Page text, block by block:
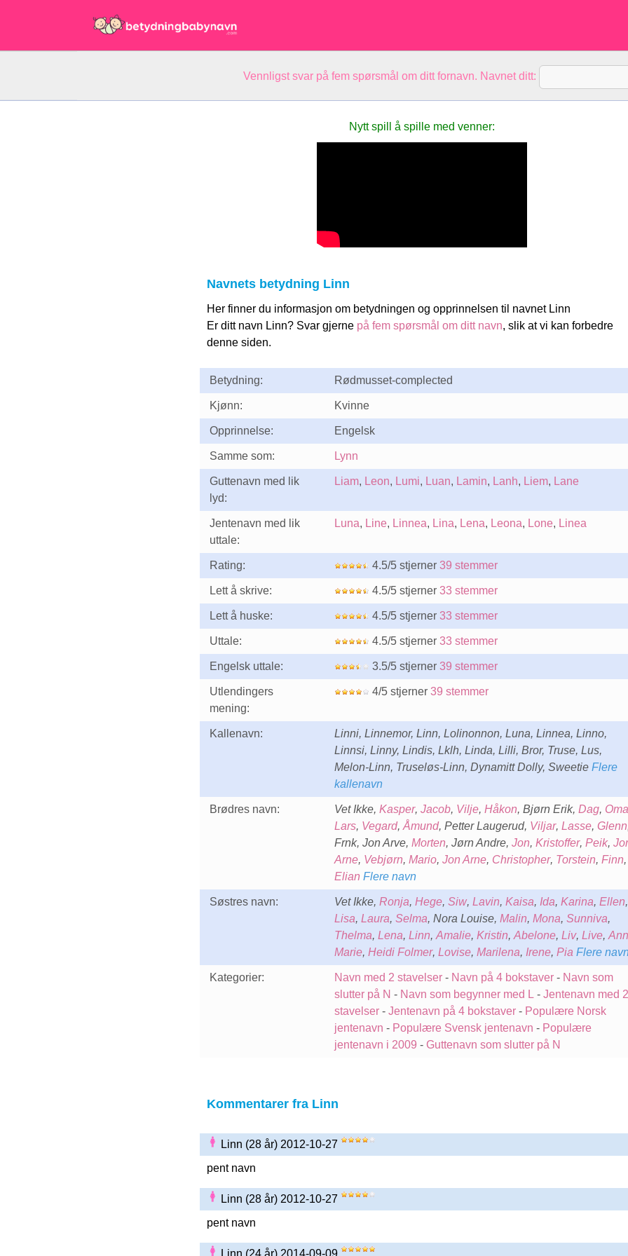
Vennligst svar på fem spørsmål om ditt fornavn. Navnet ditt:
Nytt spill å spille med venner:
Navnets betydning Linn
Her finner du informasjon om betydningen og opprinnelsen til navnet Linn
Er ditt navn Linn? Svar gjerne på fem spørsmål om ditt navn, slik at vi kan forbedre
denne siden.
Betydning: Rødmusset-complected
Kjønn: Kvinne
Opprinnelse: Engelsk
Samme som: Lynn
Guttenavn med lik
lyd:
Liam, Leon, Lumi, Luan, Lamin, Lanh, Liem, Lane
Jentenavn med lik
uttale:
Luna, Line, Linnea, Lina, Lena, Leona, Lone, Linea
Rating: 4.5/5 stjerner 39 stemmer
Lett å skrive: 4.5/5 stjerner 33 stemmer
Lett å huske: 4.5/5 stjerner 33 stemmer
Uttale: 4.5/5 stjerner 33 stemmer
Engelsk uttale: 3.5/5 stjerner 39 stemmer
Utlendingers
mening:
4/5 stjerner 39 stemmer
Kallenavn:
Linni, Linnemor, Linn, Lolinonnon, Luna, Linnea, Linno,
Linnsi, Linny, Lindis, Lklh, Linda, Lilli, Bror, Truse, Lus,
Melon-Linn, Truseløs-Linn, Dynamitt Dolly, Sweetie Flere
kallenavn
Brødres navn: Vet Ikke, Kasper, Jacob, Vilje, Håkon, Bjørn Erik, Dag,
Lars, Vegard, Åmund, Petter Laugerud, Viljar, Lasse, Glenn
Frnk, Jon Arve, Morten, Jørn Andre, Jon, Kristoffer, Peik,
Arne, Vebjørn, Mario, Jon Arne, Christopher, Torstein, Finn,
Elian Flere navn
Søstres navn: Vet Ikke, Ronja, Hege, Siw, Lavin, Kaisa, Ida, Karina, Ellen,
Lisa, Laura, Selma, Nora Louise, Malin, Mona, Sunniva,
Thelma, Lena, Linn, Amalie, Kristin, Abelone, Liv, Live,
Marie, Heidi Folmer, Lovise, Marilena, Irene, Pia Flere
Kategorier: Navn med 2 stavelser- Navn på 4 bokstaver- Navn som
slutter på N - Navn som begynner med L - Jentenavn med 2
stavelser- Jentenavn på 4 bokstaver- Populære Norsk
jentenavn - Populære Svensk jentenavn - Populære
jentenavn i 2009 - Guttenavn som slutter på N
Kommentarer fra Linn
Linn (28 år) 2012-10-27
pent navn
Linn (28 år) 2012-10-27
pent navn
Linn (24 år) 2014-09-09